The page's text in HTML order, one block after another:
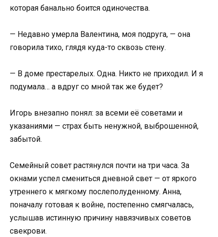
которая банально боится одиночества.
— Недавно умерла Валентина, моя подруга, — она
говорила тихо, глядя куда-то сквозь стену.
— В доме престарелых. Одна. Никто не приходил. И я
подумала… а вдруг со мной так же будет?
Игорь внезапно понял: за всеми её советами и
указаниями — страх быть ненужной, выброшенной,
забытой.
Семейный совет растянулся почти на три часа. За
окнами успел смениться дневной свет — от яркого
утреннего к мягкому послеполуденному. Анна,
поначалу готовая к войне, постепенно смягчалась,
услышав истинную причину навязчивых советов
свекрови.